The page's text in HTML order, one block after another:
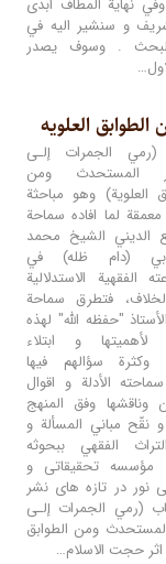
وفي نهاية المطاف ابدى
و سنشير اليه في
. وسوف يصدر
العلویه
(رمي الجمرات إلـى
المستحدث ومن
العلوية) وهو مباحثة
معمقة لما افاده سماحة
الديني الشيخ محمد
(دام ظله) في
الفقهية الاستدلالية
فتطرق سماحة
"حفظه الله" لهذه
لأهميتها و ابتلاء
وكثرة سؤالهم فيها
الأدلة و اقوال
وناقشها وفق المنهج
نقّح مباني المسألة و
الفقهي ببحوثه
مؤسسه تحقیقاتی و
نور در تازه های نشر
(رمي الجمرات إلـى
ومن الطوابق
اثر حجت الاسلام…